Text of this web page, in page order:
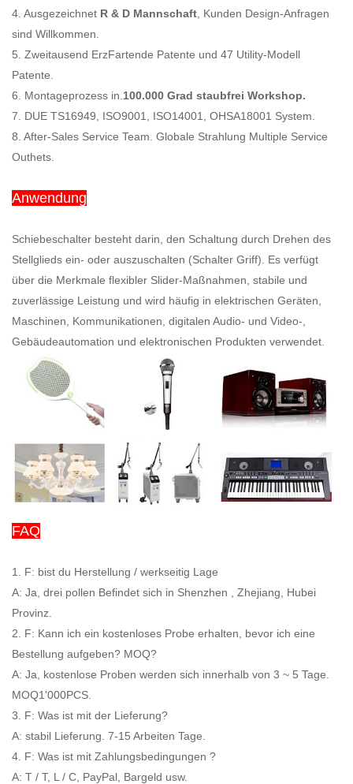
4. Ausgezeichnet R & D Mannschaft , Kunden Design-Anfragen
sind Willkommen.
5. Zweitausend ErzFartende Patente und 47 Utility-Modell
Patente.
6. Montageprozess in. 100.000 Grad staubfrei Workshop.
7. DUE TS16949, ISO9001, ISO14001, OHSA18001 System.
8. After-Sales Service Team. Globale Strahlung Multiple Service
Outhets.
Anwendung
Schiebeschalter besteht darin, den Schaltung durch Drehen des
Stellglieds ein- oder auszuschalten (Schalter Griff). Es verfügt
über die Merkmale flexibler Slider-Maßnahmen, stabile und
zuverlässige Leistung und wird häufig in elektrischen Geräten,
Maschinen, Kommunikationen, digitalen Audio- und Video-,
Gebäudeautomation und elektronischen Produkten verwendet.
FAQ
1. F: bist du Herstellung / werkseitig Lage
A: Ja, drei pollen Befindet sich in Shenzhen , Zhejiang, Hubei
Provinz.
2. F: Kann ich ein kostenloses Probe erhalten, bevor ich eine
Bestellung aufgeben? MOQ?
A: Ja, kostenlose Proben werden sich innerhalb von 3 ~ 5 Tage.
MOQ1'000PCS.
3. F: Was ist mit der Lieferung?
A: stabil Lieferung. 7-15 Arbeiten Tage.
4. F: Was ist mit Zahlungsbedingungen ?
A: T / T, L / C, PayPal, Bargeld usw.